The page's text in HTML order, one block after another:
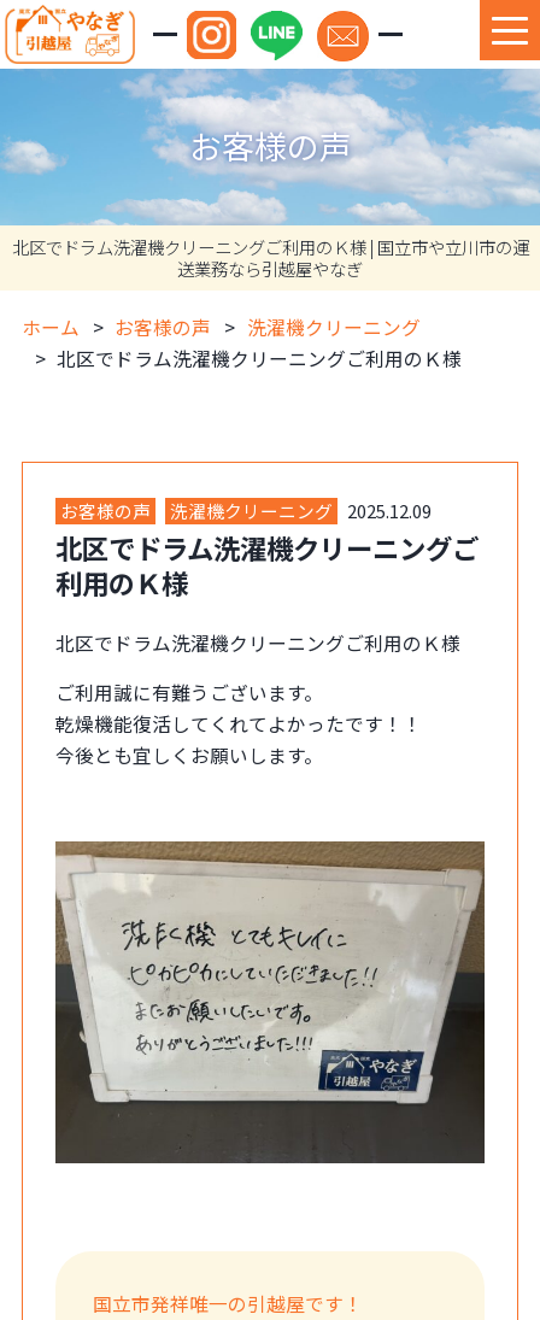
お客様の声
北区でドラム洗濯機クリーニングご利用のＫ様 | 国立市や立川市の運
送業務なら引越屋やなぎ
ホーム お客様の声
洗濯機クリーニング
北区でドラム洗濯機クリーニングご利用のＫ様
お客様の声 洗濯機クリーニング 2025.12.09
北区でドラム洗濯機クリーニングご
利用のＫ様
北区でドラム洗濯機クリーニングご利用のＫ様
ご利用誠に有難うございます。
乾燥機能復活してくれてよかったです！！
今後とも宜しくお願いします。
国立市発祥唯一の引越屋です！